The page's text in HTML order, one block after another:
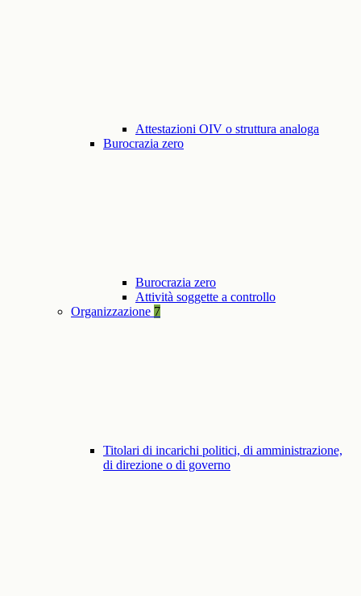
Attestazioni OIV o struttura analoga
Burocrazia zero
Burocrazia zero
Attività soggette a controllo
Organizzazione 7
Titolari di incarichi politici, di amministrazione,
di direzione o di governo